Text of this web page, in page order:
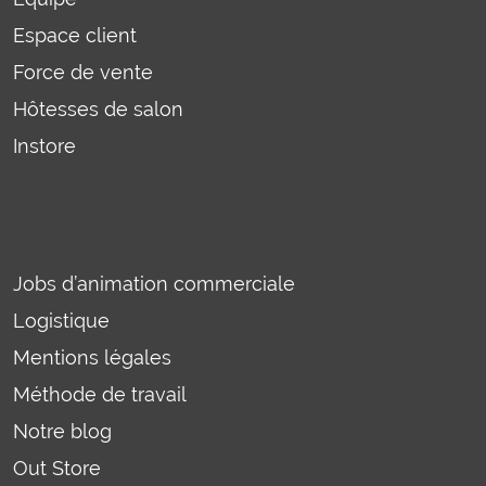
Espace client
Force de vente
Hôtesses de salon
Instore
Jobs d’animation commerciale
Logistique
Mentions légales
Méthode de travail
Notre blog
Out Store